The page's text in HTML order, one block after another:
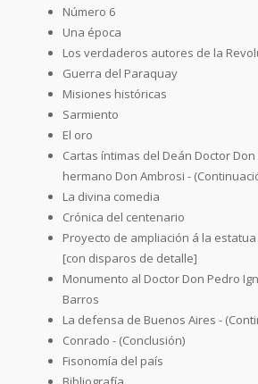
Número 6
Una época
Los verdaderos autores de la
Guerra del Paraquay
Misiones históricas
Sarmiento
El oro
Cartas íntimas del Deán Doctor
hermano Don Ambrosi -
La divina comedia
Crónica del centenario
Proyecto de ampliación á la
[con disparos de detalle]
Monumento al Doctor Don Pedro
Barros
La defensa de Buenos Aires -
Conrado - (Conclusión)
Fisonomía del país